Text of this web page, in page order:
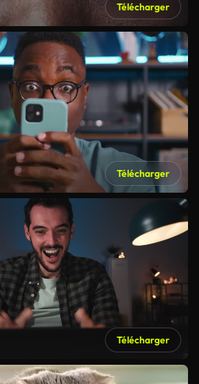
Télécharger
Télécharger
Télécharger